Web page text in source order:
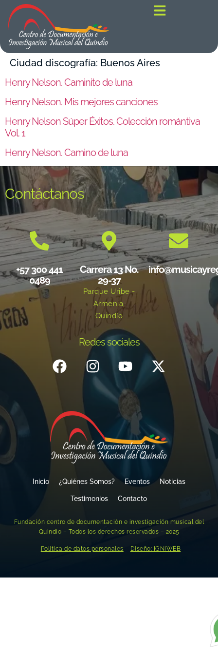
contenido
Ciudad discografía: Buenos Aires
Henry Nelson. Caminito de luna
Henry Nelson. Mis mejores canciones
Henry Nelson Súper Éxitos. Colección romántiva
Vol. 1
Henry Nelson. Camino de luna
Contáctanos
+57 300 441
0489
Carrera 13 No.
29-37
Parque Uribe -
Armenia,
Quindío
Redes sociales
Inicio ¿Quiénes Somos? Eventos Noticias
Testimonios Contacto
Fundación centro de documentación e investigación musical del
Quindío – Todos los derechos reservados – 2025
Política de datos personales Diseño: IGNIWEB